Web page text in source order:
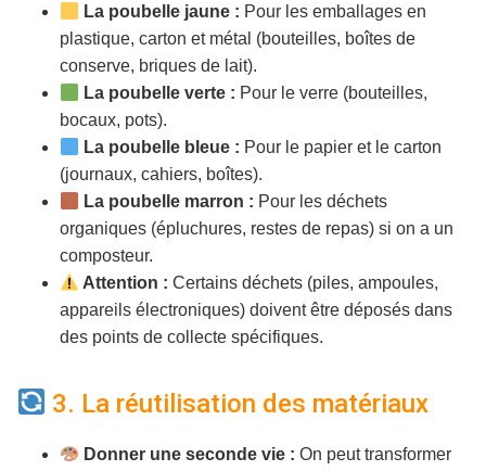
La poubelle jaune : Pour les emballages en
plastique, carton et métal (bouteilles, boîtes de
conserve, briques de lait).
La poubelle verte : Pour le verre (bouteilles,
bocaux, pots).
La poubelle bleue : Pour le papier et le carton
(journaux, cahiers, boîtes).
La poubelle marron : Pour les déchets
organiques (épluchures, restes de repas) si on a un
composteur.
Attention : Certains déchets (piles, ampoules,
appareils électroniques) doivent être déposés dans
des points de collecte spécifiques.
3. La réutilisation des matériaux
Donner une seconde vie : On peut transformer